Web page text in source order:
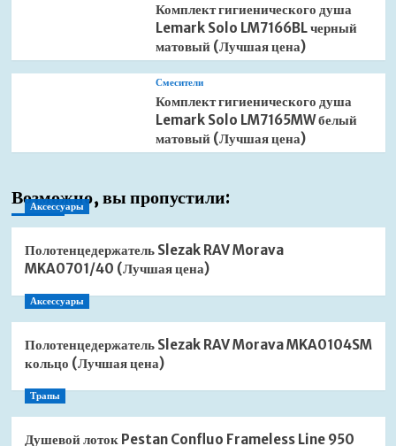
Комплект гигиенического душа
Lemark Solo LM7166BL черный
матовый (Лучшая цена)
Смесители
Комплект гигиенического душа
Lemark Solo LM7165MW белый
матовый (Лучшая цена)
Возможно, вы пропустили:
Аксессуары
Полотенцедержатель Slezak RAV Morava
MKA0701/40 (Лучшая цена)
Аксессуары
Полотенцедержатель Slezak RAV Morava MKA0104SM
кольцо (Лучшая цена)
Трапы
Душевой лоток Pestan Confluo Frameless Line 950